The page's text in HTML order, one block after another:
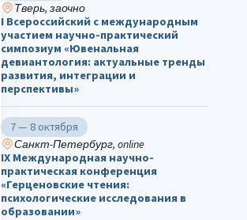
Тверь, заочно
I Всероссийский с международным
участием научно-практический
симпозиум «Ювенальная
девиантология: актуальные тренды
развития, интеграции и
перспективы»
7 — 8 октября
Санкт-Петербург, online
IX Международная научно-
практическая конференция
«Герценовские чтения:
психологические исследования в
образовании»